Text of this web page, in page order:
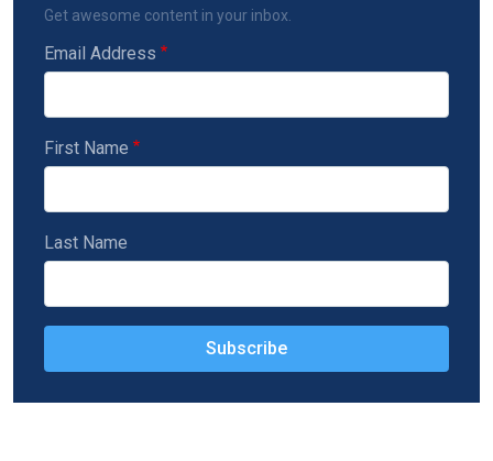
Get awesome content in your inbox.
Email Address
First Name
Last Name